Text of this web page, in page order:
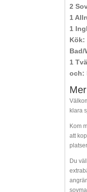
2
1
1
Kök:
Bad/
1
och:
klara
Kom
att
Du